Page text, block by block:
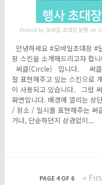
Posted by 모바일 초대장 달팽 on
안녕하세요 #모바일초대장
장 스킨을 소개해드리고자 합
써클(Circle) 입니다. 써클
잘 표현해주고 있는 스킨으로
이 사용되고 있습니다. 그럼
화면입니다. 배경에 깔리는 상
/ 장소 / 일시를 표현해주는 써
거나, 단순하던지 상관없이...
PAGE 4 OF 6 «